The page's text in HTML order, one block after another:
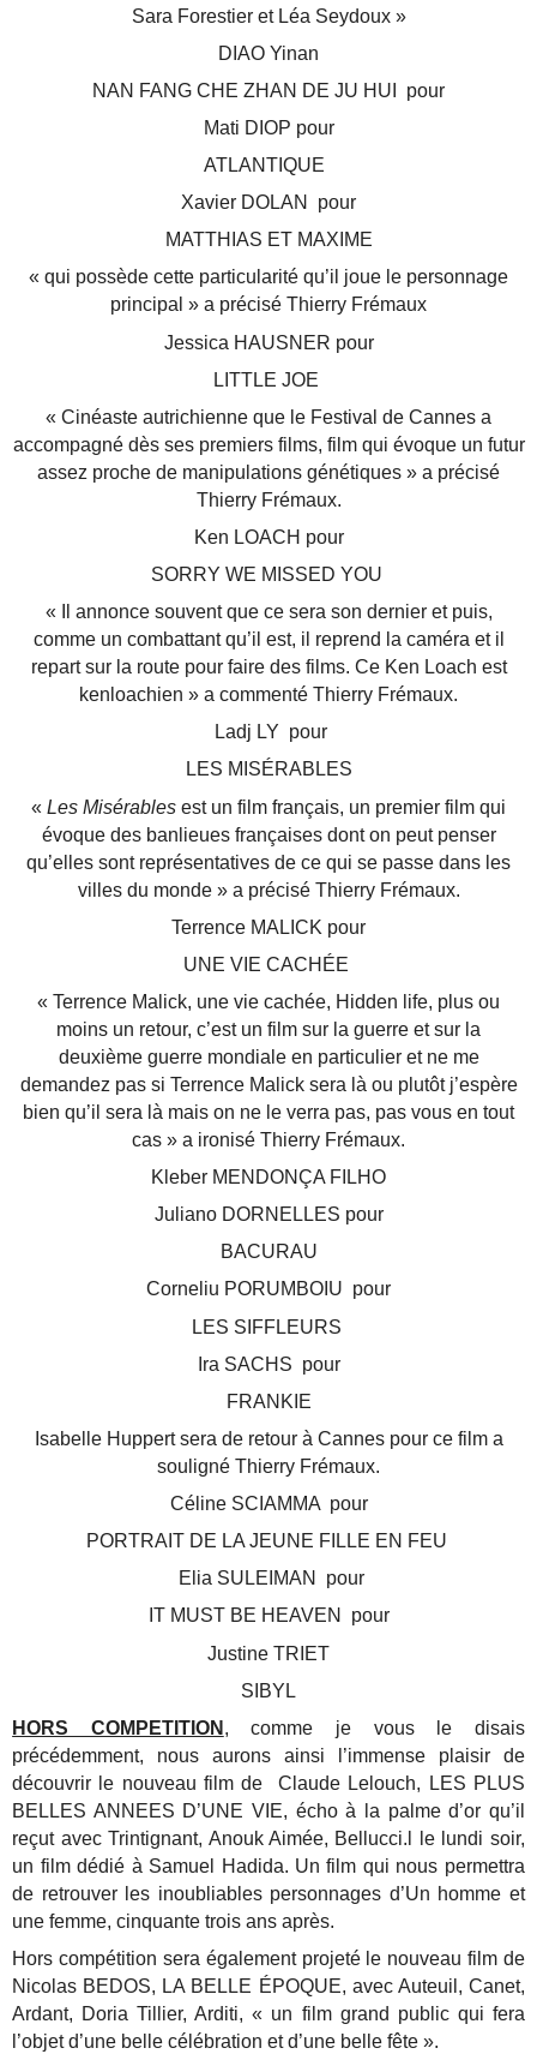
Sara Forestier et Léa Seydoux »
DIAO Yinan
NAN FANG CHE ZHAN DE JU HUI pour
Mati DIOP pour
ATLANTIQUE
Xavier DOLAN pour
MATTHIAS ET MAXIME
« qui possède cette particularité qu’il joue le personnage
principal » a précisé Thierry Frémaux
Jessica HAUSNER pour
LITTLE JOE
« Cinéaste autrichienne que le Festival de Cannes a
accompagné dès ses premiers films, film qui évoque un futur
assez proche de manipulations génétiques » a précisé
Thierry Frémaux.
Ken LOACH pour
SORRY WE MISSED YOU
« Il annonce souvent que ce sera son dernier et puis,
comme un combattant qu’il est, il reprend la caméra et il
repart sur la route pour faire des films. Ce Ken Loach est
kenloachien » a commenté Thierry Frémaux.
Ladj LY pour
LES MISÉRABLES
« Les Misérables est un film français, un premier film qui
évoque des banlieues françaises dont on peut penser
qu’elles sont représentatives de ce qui se passe dans les
villes du monde » a précisé Thierry Frémaux.
Terrence MALICK pour
UNE VIE CACHÉE
« Terrence Malick, une vie cachée, Hidden life, plus ou
moins un retour, c’est un film sur la guerre et sur la
deuxième guerre mondiale en particulier et ne me
demandez pas si Terrence Malick sera là ou plutôt j’espère
bien qu’il sera là mais on ne le verra pas, pas vous en tout
cas » a ironisé Thierry Frémaux.
Kleber MENDONÇA FILHO
Juliano DORNELLES pour
BACURAU
Corneliu PORUMBOIU pour
LES SIFFLEURS
Ira SACHS pour
FRANKIE
Isabelle Huppert sera de retour à Cannes pour ce film a
souligné Thierry Frémaux.
Céline SCIAMMA pour
PORTRAIT DE LA JEUNE FILLE EN FEU
Elia SULEIMAN pour
IT MUST BE HEAVEN pour
Justine TRIET
SIBYL
HORS COMPETITION , comme je vous le disais
précédemment, nous aurons ainsi l’immense plaisir de
découvrir le nouveau film de Claude Lelouch, LES PLUS
BELLES ANNEES D’UNE VIE, écho à la palme d’or qu’il
reçut avec Trintignant, Anouk Aimée, Bellucci.l le lundi soir,
un film dédié à Samuel Hadida. Un film qui nous permettra
de retrouver les inoubliables personnages d’Un homme et
une femme, cinquante trois ans après.
Hors compétition sera également projeté le nouveau film de
Nicolas BEDOS, LA BELLE ÉPOQUE, avec Auteuil, Canet,
Ardant, Doria Tillier, Arditi, « un film grand public qui fera
l’objet d’une belle célébration et d’une belle fête ».